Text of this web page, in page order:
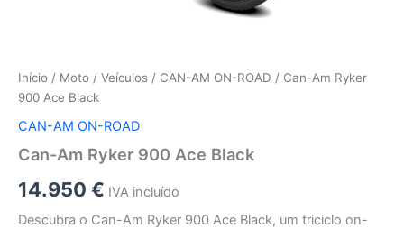
Início / Moto / Veículos / CAN-AM ON-ROAD / Can-Am Ryker
900 Ace Black
CAN-AM ON-ROAD
Can-Am Ryker 900 Ace Black
14.950 € IVA incluído
Descubra o Can-Am Ryker 900 Ace Black, um triciclo on-